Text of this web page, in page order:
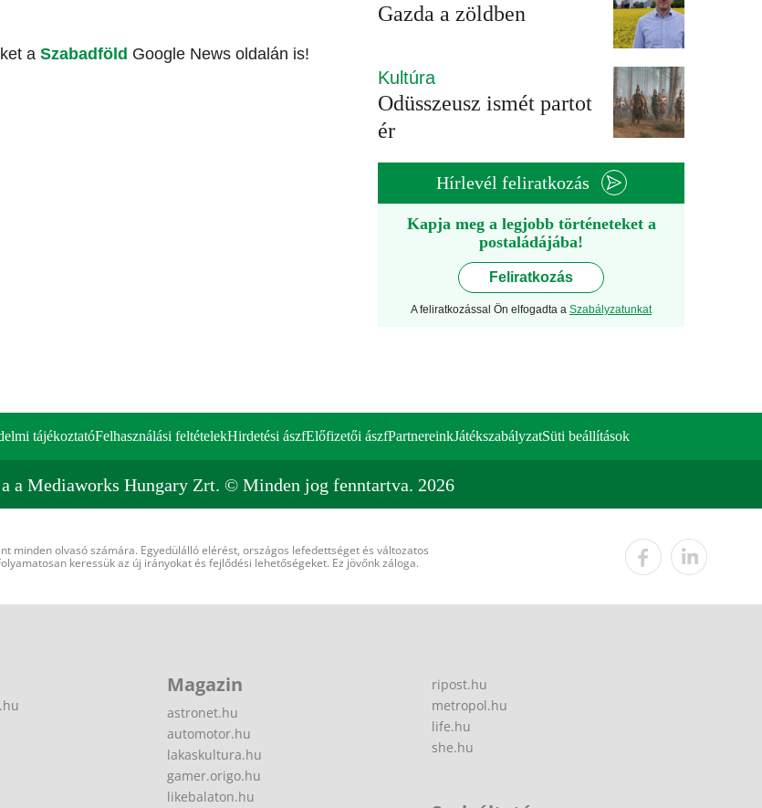
a Szabadföld Google News oldalán is!
Gazda a zöldben
Kultúra
Odüsszeusz ismét partot
ér
Hírlevél feliratkozás
Kapja meg a legjobb történeteket a
postaládájába!
Feliratkozás
A feliratkozással Ön elfogadta a Szabályzatunkat
tájékoztatóFelhasználási feltételekHirdetési ászfElőfizetői ászfPartnereinkJátékszabályzatSüti beállítások
a Mediaworks Hungary Zrt. © Minden jog fenntartva. 2026
minden olvasó számára. Egyedülálló elérést, országos lefedettséget és változatos
keressük az új irányokat és fejlődési lehetőségeket. Ez jövőnk záloga.
Magazin
astronet.hu
automotor.hu
lakaskultura.hu
gamer.origo.hu
likebalaton.hu
ripost.hu
metropol.hu
life.hu
she.hu